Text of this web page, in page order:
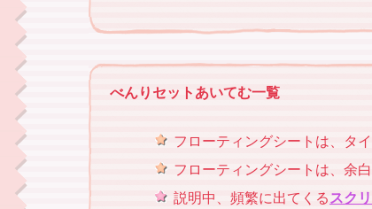
べんりセットあいてむ一覧
フローティングシートは、タ
フローティングシートは、余
説明中、頻繁に出てくる スク